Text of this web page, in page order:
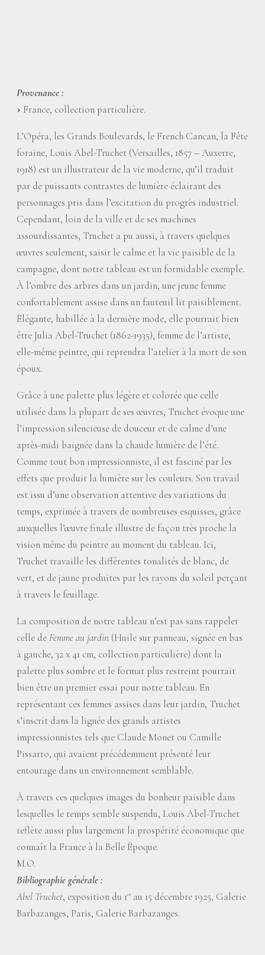
Provenance :
France, collection particulière.
L’Opéra, les Grands Boulevards, le French Cancan, la Fête
foraine, Louis Abel-Truchet (Versailles, 1857 – Auxerre,
1918) est un illustrateur de la vie moderne, qu’il traduit
par de puissants contrastes de lumière éclairant des
personnages pris dans l’excitation du progrès industriel.
Cependant, loin de la ville et de ses machines
assourdissantes, Truchet a pu aussi, à travers quelques
œuvres seulement, saisir le calme et la vie paisible de la
campagne, dont notre tableau est un formidable exemple.
À l’ombre des arbres dans un jardin, une jeune femme
confortablement assise dans un fauteuil lit paisiblement.
Élégante, habillée à la dernière mode, elle pourrait bien
être Julia Abel-Truchet (1862-1935), femme de l’artiste,
elle-même peintre, qui reprendra l’atelier à la mort de son
époux.
Grâce à une palette plus légère et colorée que celle
utilisée dans la plupart de ses œuvres, Truchet évoque une
l’impression silencieuse de douceur et de calme d’une
après-midi baignée dans la chaude lumière de l’été.
Comme tout bon impressionniste, il est fasciné par les
effets que produit la lumière sur les couleurs. Son travail
est issu d’une observation attentive des variations du
temps, exprimée à travers de nombreuses esquisses, grâce
auxquelles l’œuvre finale illustre de façon très proche la
vision même du peintre au moment du tableau. Ici,
Truchet travaille les différentes tonalités de blanc, de
vert, et de jaune produites par les rayons du soleil perçant
à travers le feuillage.
La composition de notre tableau n’est pas sans rappeler
celle deFemme au jardin (Huile sur panneau, signée en bas
à gauche, 32 x 41 cm, collection particulière) dont la
palette plus sombre et le format plus restreint pourrait
bien être un premier essai pour notre tableau. En
représentant ces femmes assises dans leur jardin, Truchet
s’inscrit dans la lignée des grands artistes
impressionnistes tels que Claude Monet ou Camille
Pissarro, qui avaient précédemment présenté leur
entourage dans un environnement semblable.
À travers ces quelques images du bonheur paisible dans
lesquelles le temps semble suspendu, Louis Abel-Truchet
reflète aussi plus largement la prospérité économique que
connaît la France à la Belle Époque.
M.O.
Bibliographie générale :
Abel Truchet, exposition du 1er au 15 décembre 1925, Galerie
Barbazanges, Paris, Galerie Barbazanges.